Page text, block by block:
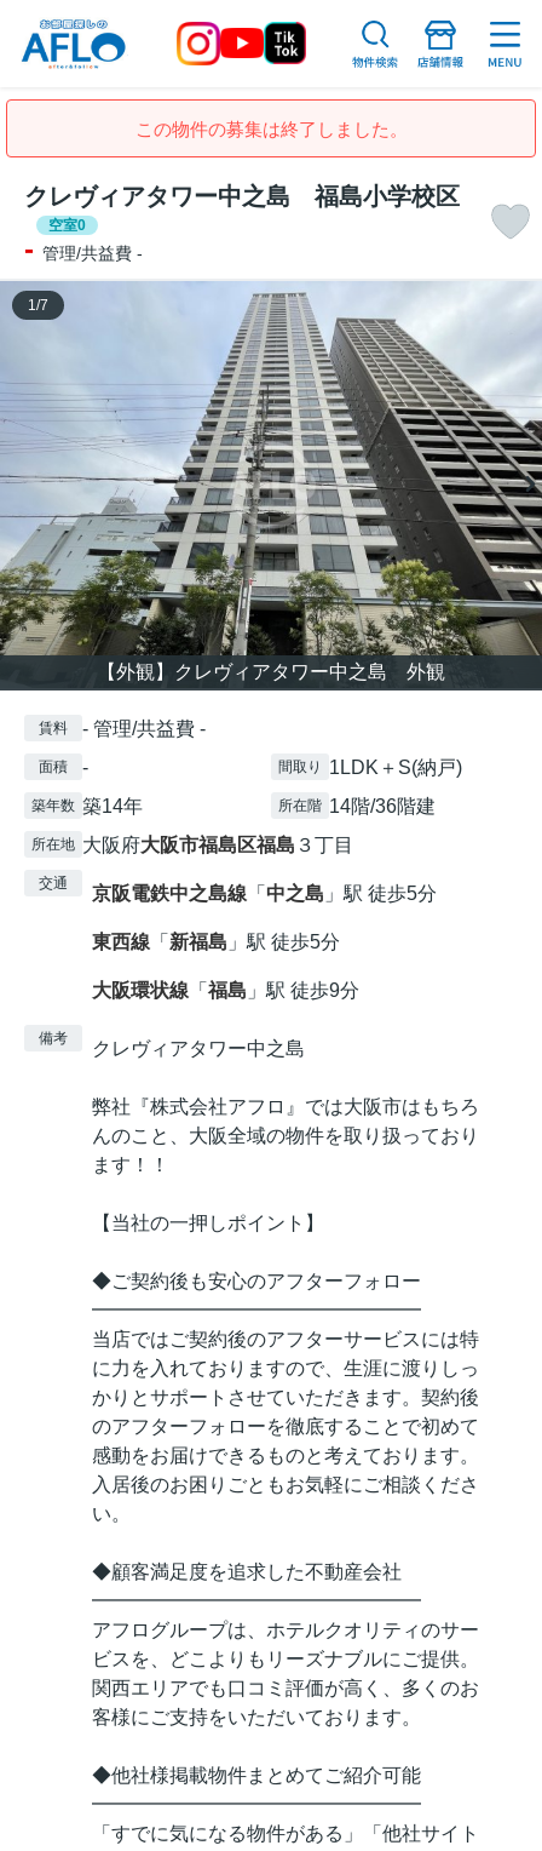
この物件の募集は終了しました。
クレヴィアタワー中之島 福島小学校区
空室0
- 管理/共益費 -
【外観】クレヴィアタワー中之島 外観
1 /7
賃料 - 管理/共益費 -
面積 - 間取り 1LDK＋S(納戸)
築年数 築14年 所在階 14階/36階建
所在地 大阪府大阪市福島区福島 ３丁目
交通 京阪電鉄中之島線 「 中之島 」駅 徒歩5分
東西線 「 新福島 」駅 徒歩5分
大阪環状線 「 福島 」駅 徒歩9分
備考 クレヴィアタワー中之島
弊社『株式会社アフロ』では大阪市はもちろ
んのこと、大阪全域の物件を取り扱っており
ます！！
【当社の一押しポイント】
◆ご契約後も安心のアフターフォロー
━━━━━━━━━━━━━━━━━
当店ではご契約後のアフターサービスには特
に力を入れておりますので、生涯に渡りしっ
かりとサポートさせていただきます。契約後
のアフターフォローを徹底することで初めて
感動をお届けできるものと考えております。
入居後のお困りごともお気軽にご相談くださ
い。
◆顧客満足度を追求した不動産会社
━━━━━━━━━━━━━━━━━
アフログループは、ホテルクオリティのサー
ビスを、どこよりもリーズナブルにご提供。
関西エリアでも口コミ評価が高く、多くのお
客様にご支持をいただいております。
◆他社様掲載物件まとめてご紹介可能
━━━━━━━━━━━━━━━━━
「すでに気になる物件がある」「他社サイト